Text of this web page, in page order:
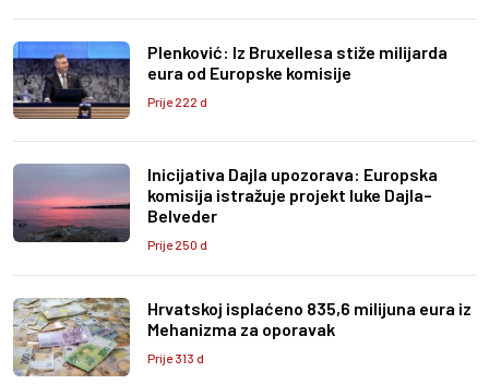
Plenković: Iz Bruxellesa stiže milijarda
eura od Europske komisije
Prije 222 d
Inicijativa Dajla upozorava: Europska
komisija istražuje projekt luke Dajla–
Belveder
Prije 250 d
Hrvatskoj isplaćeno 835,6 milijuna eura iz
Mehanizma za oporavak
Prije 313 d